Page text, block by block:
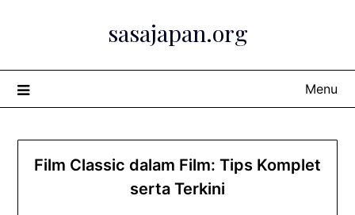
sasajapan.org
Menu
Film Classic dalam Film: Tips Komplet
serta Terkini